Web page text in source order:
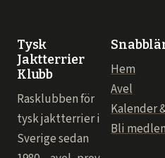
Tysk
Jaktterrier
Klubb
Rasklubben för
tysk jaktterrier i
Sverige sedan
Hem
Avel
Kalender
Bli